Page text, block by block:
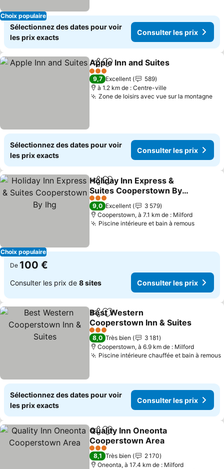
Choix populaire
Sélectionnez des dates pour voir
les prix exacts
Consulter les prix
PartagerAjouter à mes favoris
Apple Inn and Suites
3 Étoiles
9,7 Excellent
589
à 1.2 km de : Centre-ville
Zone de loisirs avec vue sur la montagne
Sélectionnez des dates pour voir
les prix exacts
Consulter les prix
Choix populaire
PartagerAjouter à mes favoris
Holiday Inn Express &
Suites Cooperstown By
Ihg
3 Étoiles
9,0 Excellent
3 579
Cooperstown, à 7.1 km de : Milford
Piscine intérieure et bain à remous
De 100 €
Consulter les prix de 8 sites Consulter les prix
PartagerAjouter à mes favoris
Best Western
Cooperstown Inn & Suites
3 Étoiles
8,0 Très bien
3 181
Cooperstown, à 6.9 km de : Milford
Piscine intérieure chauffée et bain à remous
Sélectionnez des dates pour voir
les prix exacts
Consulter les prix
PartagerAjouter à mes favoris
Quality Inn Oneonta
Cooperstown Area
3 Étoiles
8,1 Très bien
2 170
Oneonta, à 17.4 km de : Milford